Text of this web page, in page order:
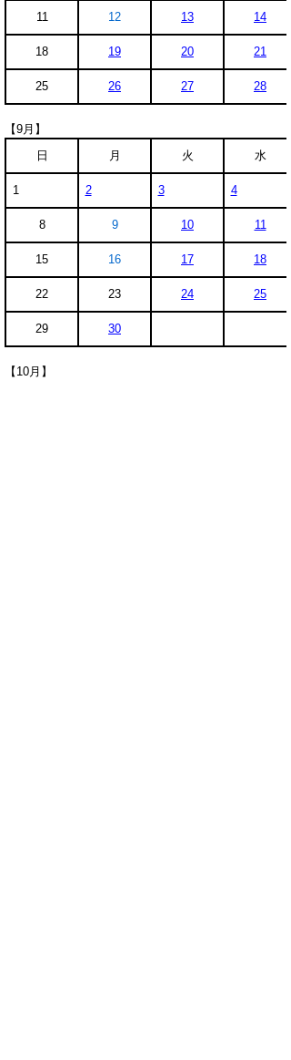
11 12 13 14
18 19 20 21
25 26 27 28
【9月】
日
月 火 水
1 2 3 4
8 9 10 11
15 16 17 18
22 23 24 25
29 30
【10月】